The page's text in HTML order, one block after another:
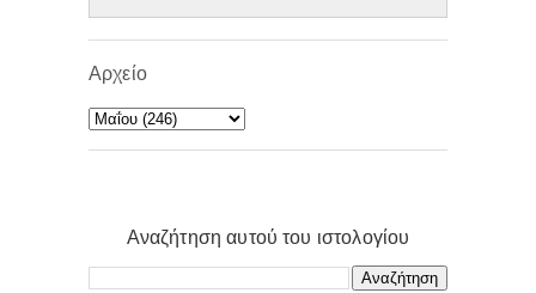
Αρχείο
Αναζήτηση αυτού του ιστολογίου